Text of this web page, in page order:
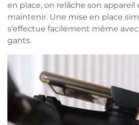
en place, on relâche son
maintenir. Une mise en place
s’effectue facilement même
gants.